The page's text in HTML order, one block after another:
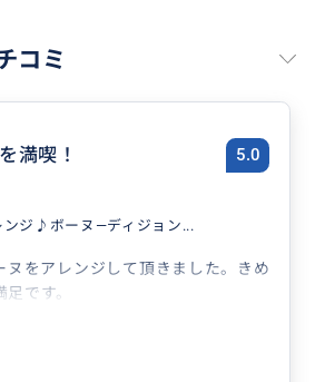
コミ
満喫！ 5.0
ンジ♪ボーヌ―ディジョン...
ヌをアレンジして頂きました。きめ
です。